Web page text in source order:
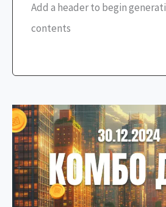
Add a header to begin
contents